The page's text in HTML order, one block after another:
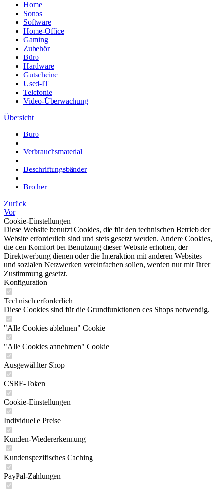
Home
Sonos
Software
Home-Office
Gaming
Zubehör
Büro
Hardware
Gutscheine
Used-IT
Telefonie
Video-Überwachung
Übersicht
Büro
Verbrauchsmaterial
Beschriftungsbänder
Brother
Zurück
Vor
Cookie-Einstellungen
Diese Website benutzt Cookies, die für den technischen Betrieb der
Website erforderlich sind und stets gesetzt werden. Andere Cookies,
die den Komfort bei Benutzung dieser Website erhöhen, der
Direktwerbung dienen oder die Interaktion mit anderen Websites
und sozialen Netzwerken vereinfachen sollen, werden nur mit Ihrer
Zustimmung gesetzt.
Konfiguration
Technisch erforderlich
Diese Cookies sind für die Grundfunktionen des Shops notwendig.
"Alle Cookies ablehnen" Cookie
"Alle Cookies annehmen" Cookie
Ausgewählter Shop
CSRF-Token
Cookie-Einstellungen
Individuelle Preise
Kunden-Wiedererkennung
Kundenspezifisches Caching
PayPal-Zahlungen